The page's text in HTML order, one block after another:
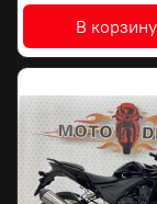
В корзину